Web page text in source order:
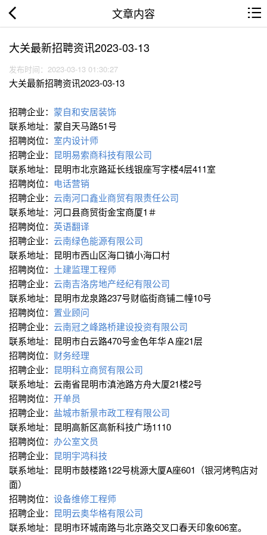
文章内容
大关最新招聘资讯2023-03-13
发布时间：2023-03-13 01:30:27
大关最新招聘资讯2023-03-13
招聘企业： 蒙自和安居装饰
联系地址：蒙自天马路51号
招聘岗位： 室内设计师
招聘企业： 昆明易索商科技有限公司
联系地址：昆明市北京路延长线银座写字楼4层411室
招聘岗位： 电话营销
招聘企业： 云南河口鑫业商贸有限责任公司
联系地址：河口县商贸街金宝商厦1＃
招聘岗位： 英语翻译
招聘企业： 云南绿色能源有限公司
联系地址：昆明市西山区海口镇小海口村
招聘岗位： 土建监理工程师
招聘企业： 云南吉洛房地产经纪有限公司
联系地址：昆明市龙泉路237号财临街商铺二幢10号
招聘岗位： 置业顾问
招聘企业： 云南冠之峰路桥建设投资有限公司
联系地址：昆明市白云路470号金色年华Ａ座21层
招聘岗位： 财务经理
招聘企业： 昆明科立商贸有限公司
联系地址：云南省昆明市滇池路方舟大厦21楼2号
招聘岗位： 开单员
招聘企业： 盐城市新景市政工程有限公司
联系地址：昆明高新区高新科技广场1110
招聘岗位： 办公室文员
招聘企业： 昆明宇鸿科技
联系地址：昆明市鼓楼路122号桃源大厦A座601（银河烤鸭店对
面）
招聘岗位： 设备维修工程师
招聘企业： 昆明云奥华格有限公司
联系地址：昆明市环城南路与北京路交叉口春天印象606室。